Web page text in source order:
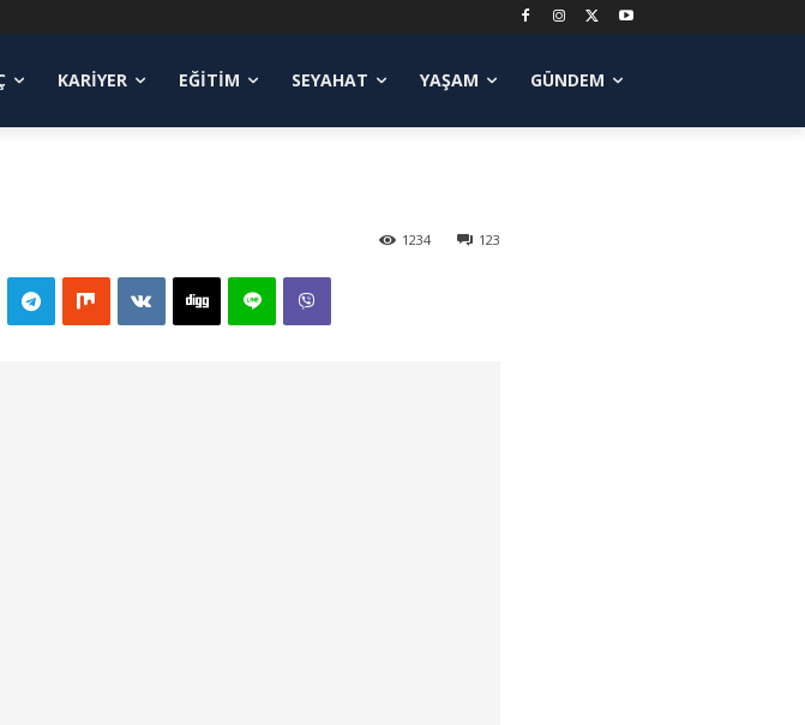
KARIYER EĞITIM SEYAHAT YAŞAM GÜNDEM
123
1234